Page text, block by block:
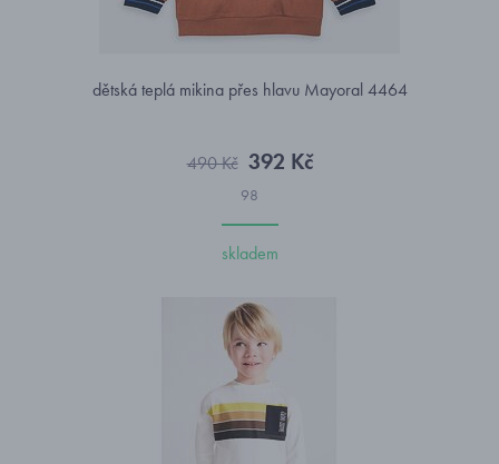
dětská teplá mikina přes hlavu Mayoral 4464
490 Kč 392 Kč
98
skladem